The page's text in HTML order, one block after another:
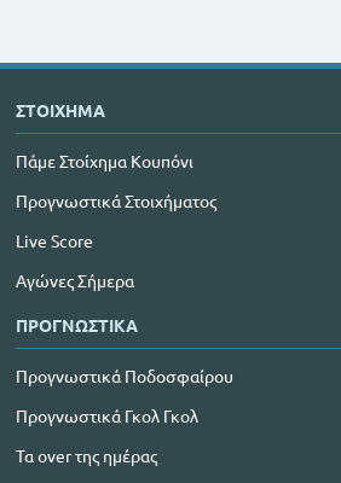
ΣΤΟΙΧΗΜΑ
Πάμε Στοίχημα Κουπόνι
Προγνωστικά Στοιχήματος
Live Score
Αγώνες Σήμερα
ΠΡΟΓΝΩΣΤΙΚΑ
Προγνωστικά Ποδοσφαίρου
Προγνωστικά Γκολ Γκολ
Τα over της ημέρας